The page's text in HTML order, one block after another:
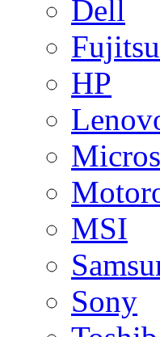
Dell
HP
MSI
Sony